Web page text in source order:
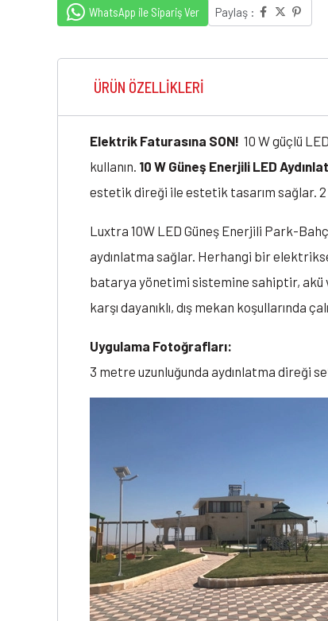
WhatsApp ile Sipariş Ver Paylaş :
ÜRÜN ÖZELLIKLERI
Elektrik Faturasına SON! 10 W güçlü
kullanın. 10 W Güneş Enerjili LED
estetik direği ile estetik tasarım sağlar. 2
Luxtra 10W LED Güneş Enerjili Park-
aydınlatma sağlar. Herhangi bir
batarya yönetimi sistemine sahiptir, akü
karşı dayanıklı, dış mekan koşullarında
Uygulama Fotoğrafları:
3 metre uzunluğunda aydınlatma direği